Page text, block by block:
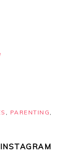
, PARENTING ,